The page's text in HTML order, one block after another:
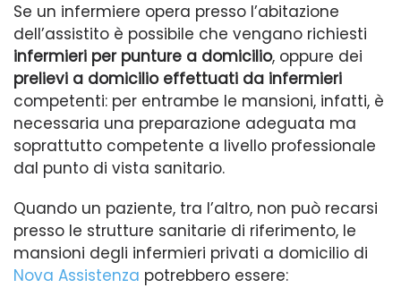
Se un infermiere opera presso l’abitazione
dell’assistito è possibile che vengano richiesti
infermieri per punture a domicilio, oppure dei
prelievi a domicilio effettuati da infermieri
competenti: per entrambe le mansioni, infatti, è
necessaria una preparazione adeguata ma
soprattutto competente a livello professionale
dal punto di vista sanitario.
Quando un paziente, tra l’altro, non può recarsi
presso le strutture sanitarie di riferimento, le
mansioni degli infermieri privati a domicilio di
Nova Assistenza potrebbero essere: